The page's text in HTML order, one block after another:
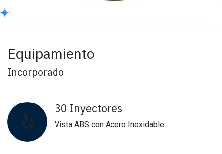
Equipamiento
Incorporado
30 Inyectores
Vista ABS con Acero Inoxidable